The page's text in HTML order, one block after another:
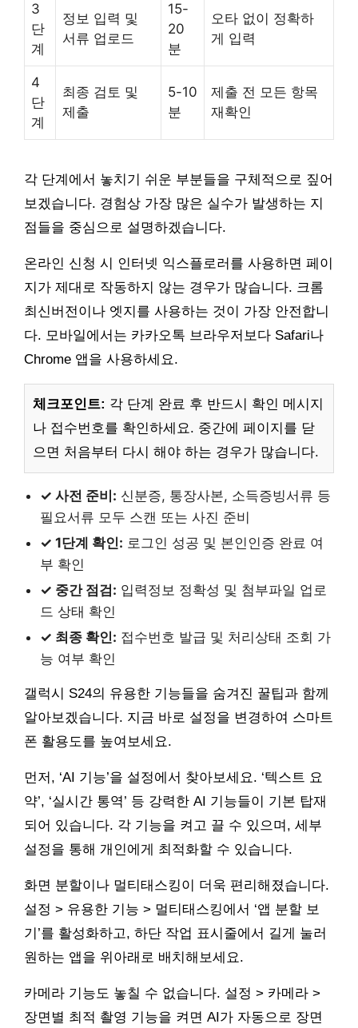
3
단
계
정보 입력 및
서류 업로드
15-
20
분
오타 없이 정확하
게 입력
4
단
계
최종 검토 및
제출
5-10
분
제출 전 모든 항목
재확인
각 단계에서 놓치기 쉬운 부분들을 구체적으로 짚어
보겠습니다. 경험상 가장 많은 실수가 발생하는 지
점들을 중심으로 설명하겠습니다.
온라인 신청 시 인터넷 익스플로러를 사용하면 페이
지가 제대로 작동하지 않는 경우가 많습니다. 크롬
최신버전이나 엣지를 사용하는 것이 가장 안전합니
다. 모바일에서는 카카오톡 브라우저보다 Safari나
Chrome 앱을 사용하세요.
체크포인트: 각 단계 완료 후 반드시 확인 메시지
나 접수번호를 확인하세요. 중간에 페이지를 닫
으면 처음부터 다시 해야 하는 경우가 많습니다.
✓ 사전 준비: 신분증, 통장사본, 소득증빙서류 등
필요서류 모두 스캔 또는 사진 준비
✓ 1단계 확인: 로그인 성공 및 본인인증 완료 여
부 확인
✓ 중간 점검: 입력정보 정확성 및 첨부파일 업로
드 상태 확인
✓ 최종 확인: 접수번호 발급 및 처리상태 조회 가
능 여부 확인
갤럭시 S24의 유용한 기능들을 숨겨진 꿀팁과 함께
알아보겠습니다. 지금 바로 설정을 변경하여 스마트
폰 활용도를 높여보세요.
먼저, ‘AI 기능’을 설정에서 찾아보세요. ‘텍스트 요
약’, ‘실시간 통역’ 등 강력한 AI 기능들이 기본 탑재
되어 있습니다. 각 기능을 켜고 끌 수 있으며, 세부
설정을 통해 개인에게 최적화할 수 있습니다.
화면 분할이나 멀티태스킹이 더욱 편리해졌습니다.
설정 > 유용한 기능 > 멀티태스킹에서 ‘앱 분할 보
기’를 활성화하고, 하단 작업 표시줄에서 길게 눌러
원하는 앱을 위아래로 배치해보세요.
카메라 기능도 놓칠 수 없습니다. 설정 > 카메라 >
장면별 최적 촬영 기능을 켜면 AI가 자동으로 장면